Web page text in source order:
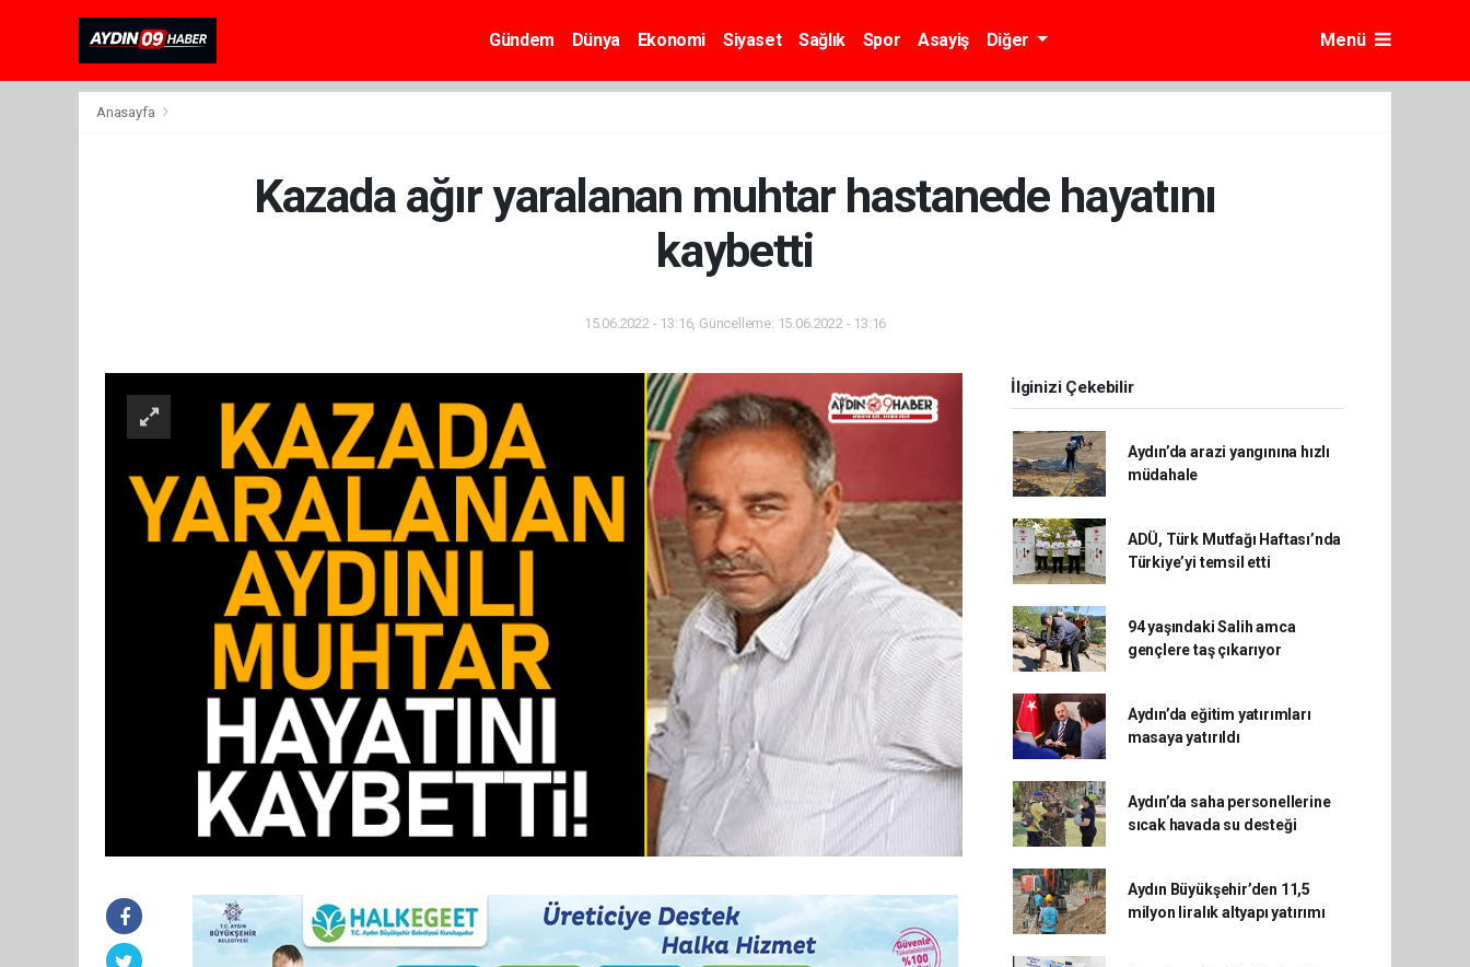
Gündem Dünya Ekonomi Siyaset Sağlık Spor Asayiş Diğer Menü
Anasayfa
Kazada ağır yaralanan muhtar hastanede hayatını
kaybetti
15.06.2022 - 13:16, Güncelleme: 15.06.2022 - 13:16
İlginizi Çekebilir
Aydın’da arazi yangınına hızlı
müdahale
ADÜ, Türk Mutfağı Haftası’nda
Türkiye’yi temsil etti
94 yaşındaki Salih amca
gençlere taş çıkarıyor
Aydın’da eğitim yatırımları
masaya yatırıldı
Aydın’da saha personellerine
sıcak havada su desteği
Aydın Büyükşehir’den 11,5
milyon liralık altyapı yatırımı